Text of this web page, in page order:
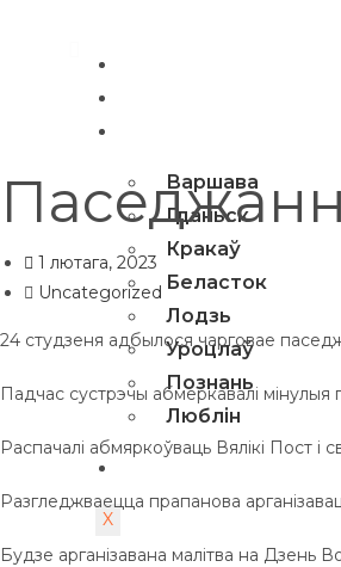
Варшава
Гданьск
Кракаў
Беласток
Лодзь
Уроцлаў
Познань
Люблін
X
1 лютага, 2023
Uncategorized
24 студзеня адбылося чарговае
Падчас сустрэчы абмеркавалі мінулыя
Распачалі абмяркоўваць Вялікі Пост і
Разгледжваецца прапанова
Будзе арганізавана малітва на Дзень